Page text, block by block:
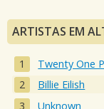
ARTISTAS EM
Twenty One
Billie Eilish
Unknown